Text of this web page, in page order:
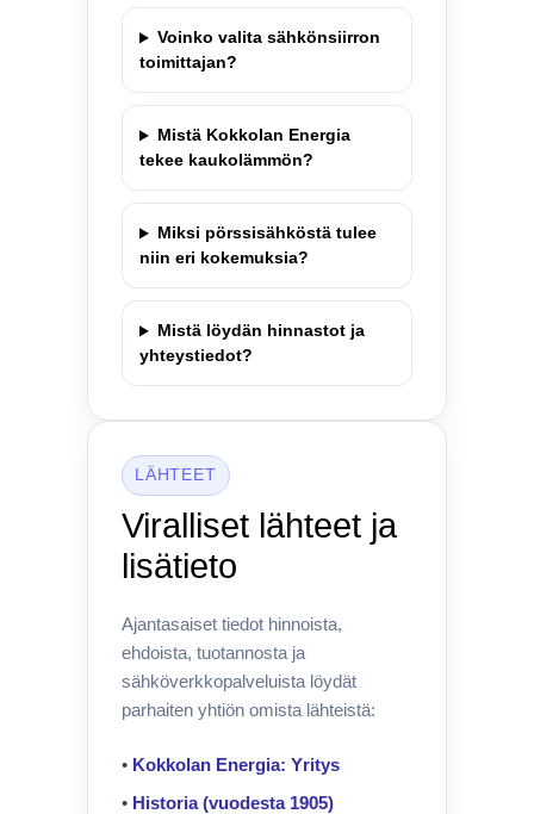
Voinko valita sähkönsiirron
toimittajan?
Mistä Kokkolan Energia
tekee kaukolämmön?
Miksi pörssisähköstä tulee
niin eri kokemuksia?
Mistä löydän hinnastot ja
yhteystiedot?
LÄHTEET
Viralliset lähteet ja
lisätieto
Ajantasaiset tiedot hinnoista,
ehdoista, tuotannosta ja
sähköverkkopalveluista löydät
parhaiten yhtiön omista lähteistä:
• Kokkolan Energia: Yritys
• Historia (vuodesta 1905)